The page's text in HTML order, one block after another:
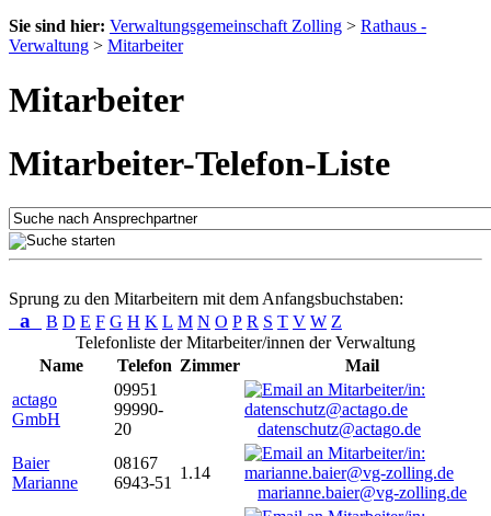
Sie sind hier: Verwaltungsgemeinschaft Zolling > Rathaus -
Verwaltung > Mitarbeiter
Mitarbeiter
Mitarbeiter-Telefon-Liste
Sprung zu den Mitarbeitern mit dem Anfangsbuchstaben:
a B D E F G H K L M N O P R S T V W Z
Telefonliste der Mitarbeiter/innen der Verwaltung
Name
Telefon Zimmer
Mail
actago
GmbH
09951
99990-
20
datenschutz@actago.de
Baier
Marianne
08167
6943-51
1.14
marianne.baier@vg-zolling.de